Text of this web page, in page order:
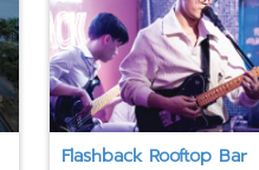
Flashback Rooftop Bar